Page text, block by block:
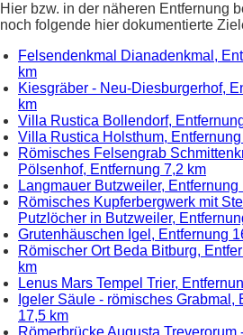
Hier bzw. in der näheren Entfernung
noch folgende hier dokumentierte
Felsendenkmal Dianadenkmal,
km
Kiesgräber - Neu-Diesburgerhof,
km
Villa Rustica Bollendorf,
Villa Rustica Holsthum,
Römisches Felsengrab
Pölsenhof, Entfernung 7,2 km
Langmauer Butzweiler, Entfernung
Römisches Kupferbergwerk mit
Putzlöcher in Butzweiler,
Grutenhäuschen Igel, Entfernung
Römischer Ort Beda Bitburg,
km
Lenus Mars Tempel Trier,
Igeler Säule - römisches Grabmal,
17,5 km